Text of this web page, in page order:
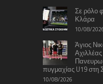
Σε ρόλο
Κλάρα
10/08/
Άγιος
πυγμαχίας U19 στη
10/08/2026